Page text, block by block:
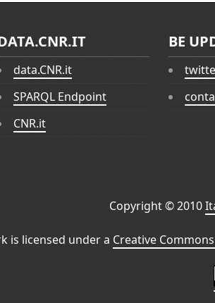
data.CNR.it
SPARQL Endpoint
CNR.it
BE
Copyright © 2010
is licensed under a Creative